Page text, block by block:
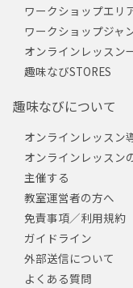
ワークショップエリ
ワークショップジャ
オンラインレッスン
趣味なびSTORES
趣味なびについて
オンラインレッスン
オンラインレッスン
主催する
教室運営者の方へ
免責事項／利用規約
ガイドライン
外部送信について
よくある質問